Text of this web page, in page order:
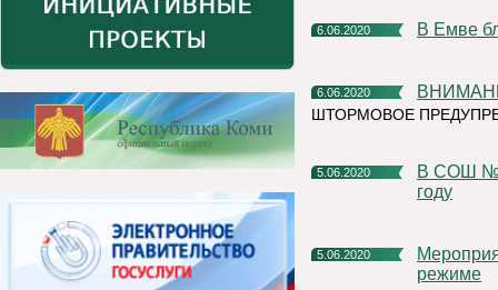
6.06.2020 В Емве
6.06.2020
ШТОРМОВОЕ
5.06.2020
В СОШ №1 продолжается подготовка к новому учебному
году
5.06.2020
Мероприятия, посвященные Дню России, пройдут в онлайн-
режиме